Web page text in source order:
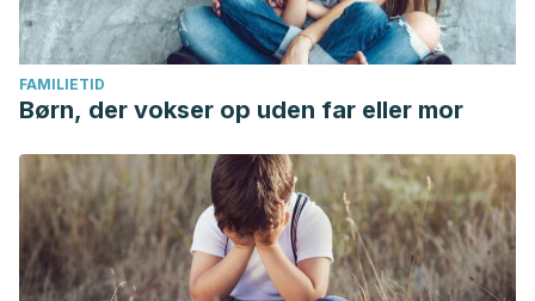
FAMILIETID
Børn, der vokser op uden far eller mor